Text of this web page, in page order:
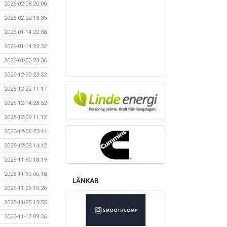
2026-02-08 20:00
2026-02-02 13:35
2026-01-14 22:38
2026-01-14 22:32
2026-01-03 23:36
2025-12-30 23:52
2025-12-22 11:17
2025-12-14 23:52
2025-12-09 11:12
2025-12-08 23:44
2025-12-08 14:42
2025-11-30 18:19
2025-11-30 00:18
2025-11-26 10:26
2025-11-25 15:55
2025-11-17 09:36
LÄNKAR